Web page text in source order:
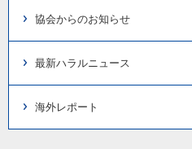
協会からのお知らせ
最新ハラルニュース
海外レポート